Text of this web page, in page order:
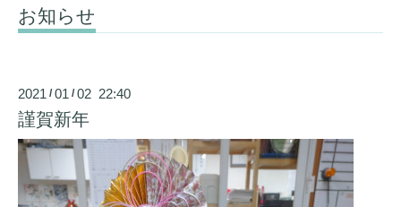
お知らせ
2021 /01 /02 22:40
謹賀新年